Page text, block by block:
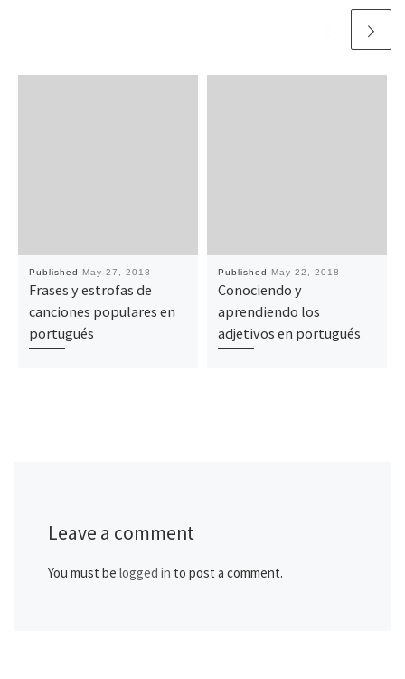
Published May 27, 2018
Frases y estrofas de
canciones populares en
portugués
Published May 22, 2018
Conociendo y
aprendiendo los
adjetivos en portugués
Leave a comment
You must be logged in to post a comment.